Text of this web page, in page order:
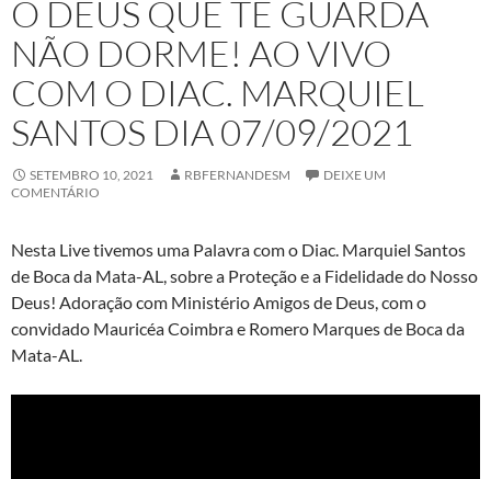
O DEUS QUE TE GUARDA
NÃO DORME! AO VIVO
COM O DIAC. MARQUIEL
SANTOS DIA 07/09/2021
SETEMBRO 10, 2021 RBFERNANDESM
DEIXE UM
COMENTÁRIO
Nesta Live tivemos uma Palavra com o Diac. Marquiel Santos
de Boca da Mata-AL, sobre a Proteção e a Fidelidade do Nosso
Deus! Adoração com Ministério Amigos de Deus, com o
convidado Mauricéa Coimbra e Romero Marques de Boca da
Mata-AL.